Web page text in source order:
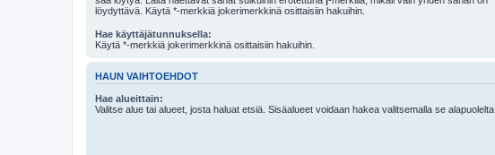
löydyttävä. Käytä *-merkkiä jokerimerkkinä osittaisiin hakuihin.
Hae käyttäjätunnuksella:
Käytä *-merkkiä jokerimerkkinä osittaisiin hakuihin.
HAUN VAIHTOEHDOT
Hae alueittain:
Valitse alue tai alueet, josta haluat etsiä. Sisäalueet voidaan hakea valitsemalla se alapuolelta.